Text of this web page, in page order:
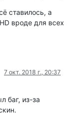
ставилось, а
вроде для всех
7 окт. 2018 г., 20:37
баг, из-за